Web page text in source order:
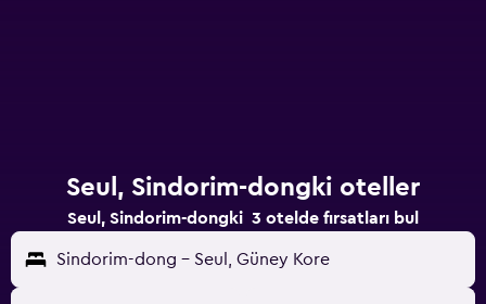
Seul, Sindorim-dongki oteller
Seul, Sindorim-dongki 3 otelde fırsatları bul
Sindorim-dong - Seul, Güney Kore